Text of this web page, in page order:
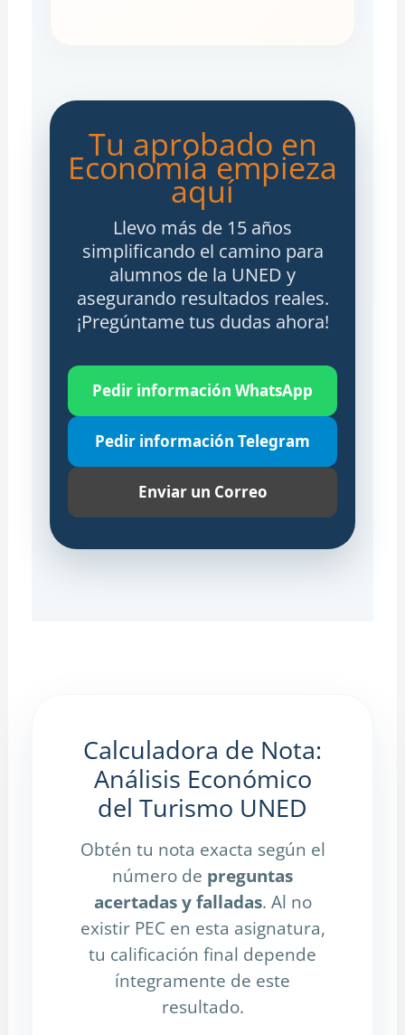
Tu aprobado en
Economía empieza
aquí
Llevo más de 15 años
simplificando el camino para
alumnos de la UNED y
asegurando resultados reales.
¡Pregúntame tus dudas ahora!
Pedir información WhatsApp
Pedir información Telegram
Enviar un Correo
Calculadora de Nota:
Análisis Económico
del Turismo UNED
Obtén tu nota exacta según el
número de preguntas
acertadas y falladas. Al no
existir PEC en esta asignatura,
tu calificación final depende
íntegramente de este
resultado.